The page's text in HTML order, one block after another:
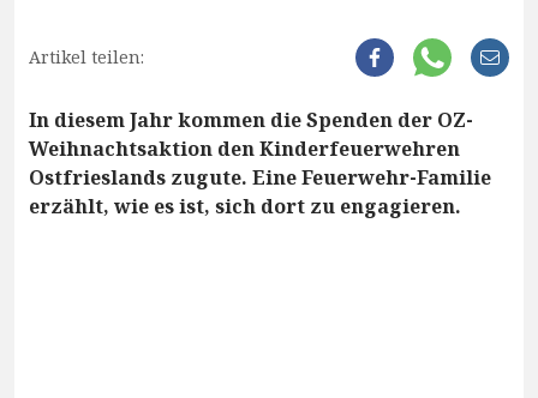
Artikel teilen:
In diesem Jahr kommen die Spenden der OZ-
Weihnachtsaktion den Kinderfeuerwehren
Ostfrieslands zugute. Eine Feuerwehr-Familie
erzählt, wie es ist, sich dort zu engagieren.